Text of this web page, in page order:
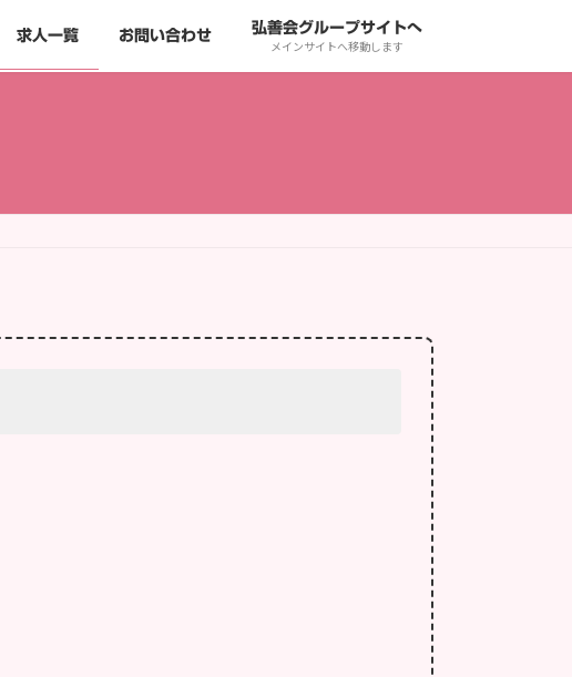
求人一覧 お問い合わせ 弘善会グループサイトへ
メインサイトへ移動します